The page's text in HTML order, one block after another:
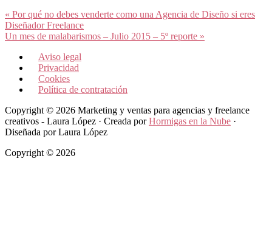
Entrada
anterior:
« Por qué no debes venderte como una Agencia de Diseño si eres
Diseñador Freelance
Siguiente
Un mes de malabarismos – Julio 2015 – 5º reporte »
Aviso legal
Privacidad
Cookies
Política de contratación
Copyright © 2026 Marketing y ventas para agencias y freelance
creativos - Laura López · Creada porHormigas en la Nube ·
Diseñada por Laura López
Copyright © 2026